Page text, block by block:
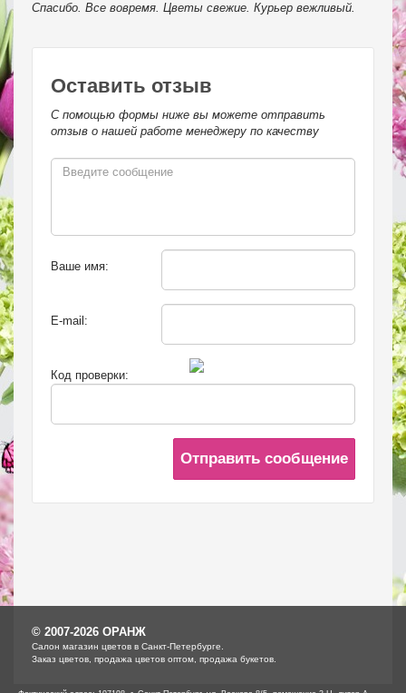
Спасибо. Все вовремя. Цветы свежие. Курьер вежливый.
Оставить отзыв
С помощью формы ниже вы можете отправить
отзыв о нашей работе менеджеру по качеству
Ваше имя:
E-mail:
Код проверки:
Отправить сообщение
© 2007-2026 ОРАНЖ
Cалон магазин цветов в Санкт-Петербурге.
Заказ цветов, продажа цветов оптом, продажа букетов.